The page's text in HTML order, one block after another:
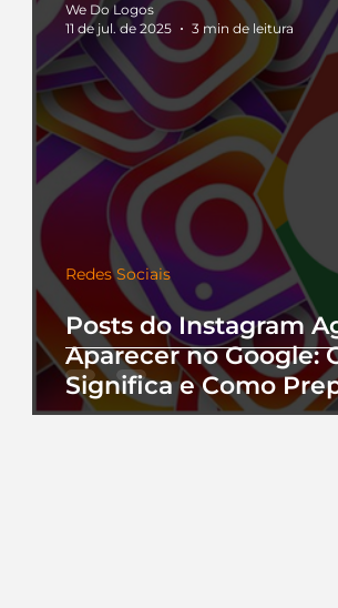
Posts do Instagram
Aparecer no Google:
Significa e Como
Perfil
Redes Sociais
We Do Logos
11 de jul. de 2025
3 min de leitura